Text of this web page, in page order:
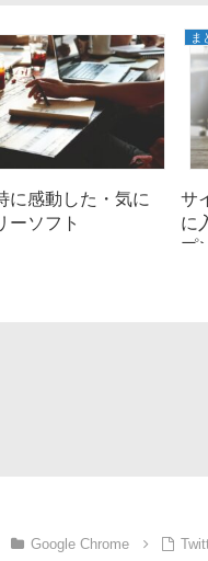
に感動した・気に
ーソフト
ま
サ
に
プ
Google Chrome